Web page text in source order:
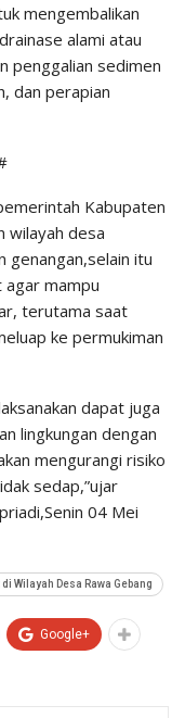
mengembalikan
alami atau
penggalian sedimen
dan perapian
Kabupaten
wilayah desa
genangan,selain itu
mampu
terutama saat
ke permukiman
dapat juga
lingkungan dengan
mengurangi risiko
sedap,”ujar
04 Mei
Wilayah Desa Rawa Gebang
Google+